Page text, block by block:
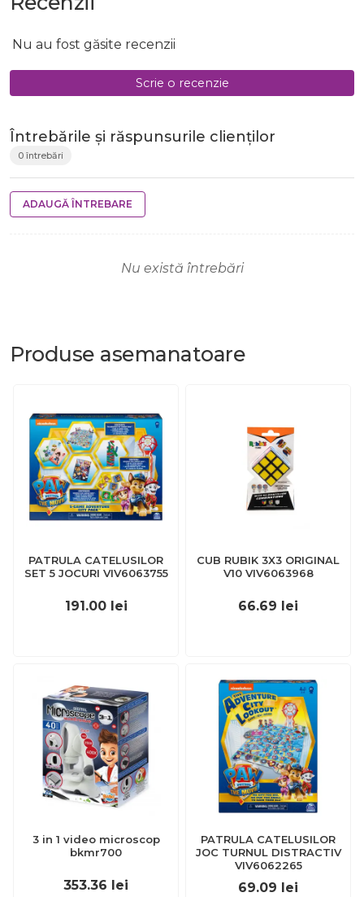
Nu au fost găsite recenzii
Scrie o recenzie
Întrebările și răspunsurile clienților
0 întrebări
ADAUGĂ ÎNTREBARE
Nu există întrebări
Produse asemanatoare
PATRULA CATELUSILOR
SET 5 JOCURI VIV6063755
191.00 lei
CUB RUBIK 3X3 ORIGINAL
V10 VIV6063968
66.69 lei
3 in 1 video microscop
bkmr700
353.36 lei
PATRULA CATELUSILOR
JOC TURNUL DISTRACTIV
VIV6062265
69.09 lei